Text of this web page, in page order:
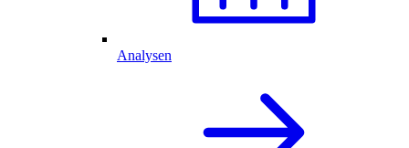
Analysen